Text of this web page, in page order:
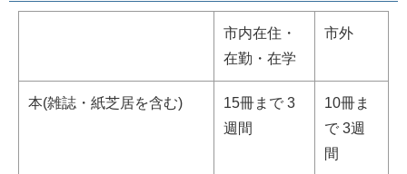
市内在住・
在勤・在学
市外
本(雑誌・紙芝居を含む)
15冊まで 3
週間
10冊ま
で 3週
間